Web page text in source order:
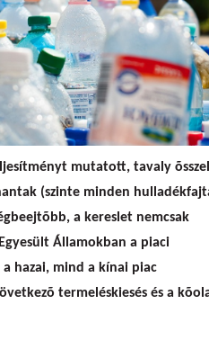
mutatott, tavaly õsszel
(szinte minden
a kereslet nemcsak
Államokban a piaci
hazai, mind a kínai piac
termeléskiesés és a